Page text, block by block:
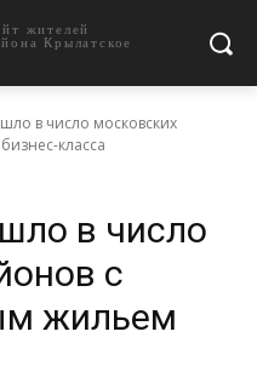
жителей
Крылатское
в число московских
класса
в число
с
жильем